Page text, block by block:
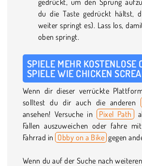
du die Taste gedrückt hältst,
weiter springt es). Lass los,
oben springt.
SPIELE MEHR KOSTENLOSE
SPIELE WIE CHICKEN
Wenn dir dieser verrückte
solltest du dir auch die anderen
ansehen! Versuche in Pixel Path
Fallen auszuweichen oder fahre
Fahrrad in Obby on a Bike gegen
Wenn du auf der Suche nach